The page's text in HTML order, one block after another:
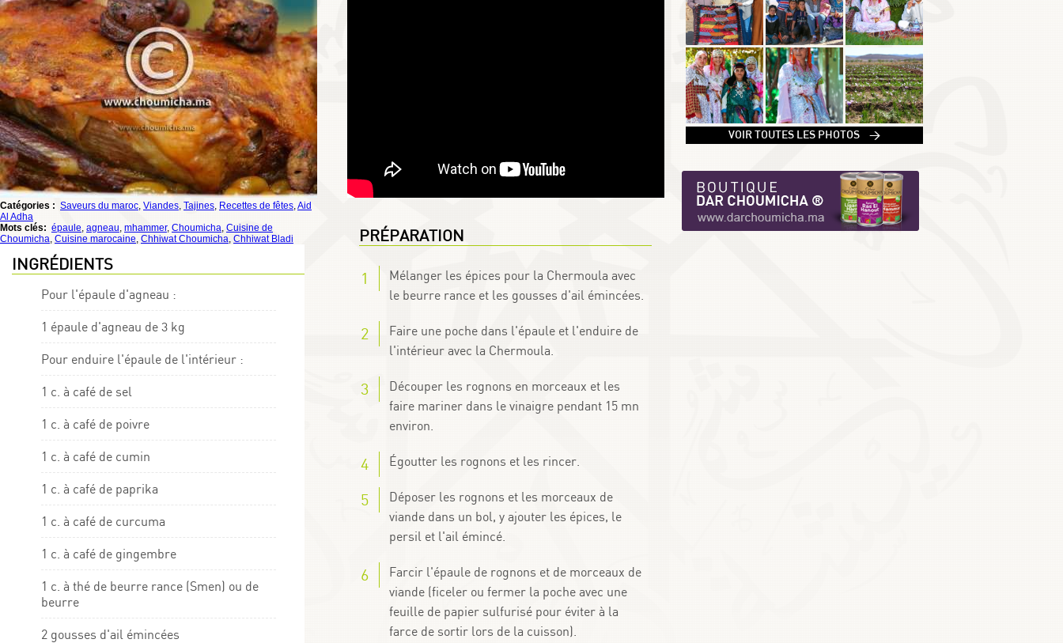
Catégories : Saveurs du maroc, Viandes, Tajines, Recettes de fêtes,Aid
Al Adha
Mots clés: épaule, agneau, mhammer, Choumicha, Cuisine de
Choumicha, Cuisine marocaine, Chhiwat Choumicha, Chhiwat Bladi
INGRÉDIENTS
Pour l'épaule d'agneau :
1 épaule d'agneau de 3 kg
Pour enduire l'épaule de l'intérieur :
1 c. à café de sel
1 c. à café de poivre
1 c. à café de cumin
1 c. à café de paprika
1 c. à café de curcuma
1 c. à café de gingembre
1 c. à thé de beurre rance (Smen) ou de
beurre
2 gousses d'ail émincées
PRÉPARATION
Mélanger les épices pour la Chermoula avec
le beurre rance et les gousses d'ail émincées.
Faire une poche dans l'épaule et l'enduire de
l'intérieur avec la Chermoula.
Découper les rognons en morceaux et les
faire mariner dans le vinaigre pendant 15 mn
environ.
Égoutter les rognons et les rincer.
Déposer les rognons et les morceaux de
viande dans un bol, y ajouter les épices, le
persil et l'ail émincé.
Farcir l'épaule de rognons et de morceaux de
viande (ficeler ou fermer la poche avec une
feuille de papier sulfurisé pour éviter à la
farce de sortir lors de la cuisson).
1 VOIR TOUTES LES PHOTOS >